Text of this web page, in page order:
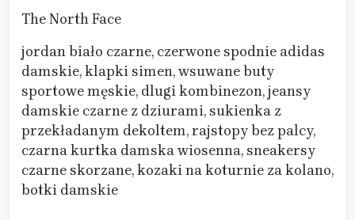
The North Face
jordan biało czarne, czerwone spodnie adidas
damskie, klapki simen, wsuwane buty
sportowe męskie, dlugi kombinezon, jeansy
damskie czarne z dziurami, sukienka z
przekładanym dekoltem, rajstopy bez palcy,
czarna kurtka damska wiosenna, sneakersy
czarne skorzane, kozaki na koturnie za kolano,
botki damskie